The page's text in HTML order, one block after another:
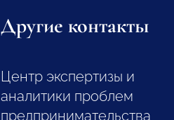
Другие контакты
Центр экспертизы и
аналитики проблем
предпринимательства